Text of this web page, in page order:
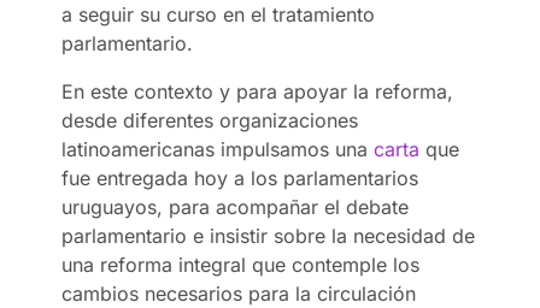
a seguir su curso en el tratamiento
parlamentario.
En este contexto y para apoyar la reforma,
desde diferentes organizaciones
latinoamericanas impulsamos unacarta que
fue entregada hoy a los parlamentarios
uruguayos, para acompañar el debate
parlamentario e insistir sobre la necesidad de
una reforma integral que contemple los
cambios necesarios para la circulación